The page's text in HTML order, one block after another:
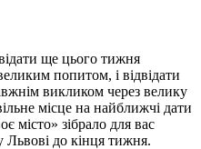
ще цього тижня
попитом, і відвідати
викликом через велику
місце на найближчі дати
місто» зібрало для вас
Львові до кінця тижня.